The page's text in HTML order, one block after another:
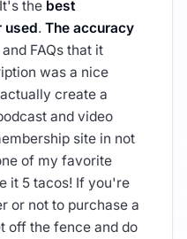
the best
used. The accuracy
FAQs that it
was a nice
create a
and video
site in not
of my favorite
it 5 tacos! If you're
or not to purchase a
off the fence and do